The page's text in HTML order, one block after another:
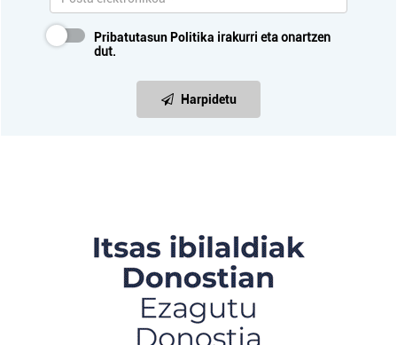
Pribatutasun Politika irakurri eta onartzen
dut.
Harpidetu